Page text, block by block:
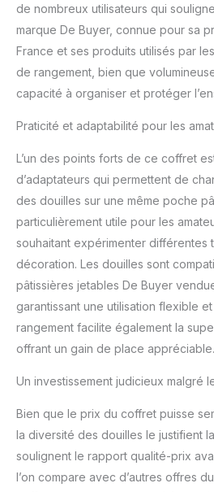
de nombreux utilisateurs qui
marque De Buyer, connue pour sa
France et ses produits utilisés par
de rangement, bien que
capacité à organiser et protéger
Praticité et adaptabilité pour les
L’un des points forts de ce coffret
d’adaptateurs qui permettent de
des douilles sur une même poche
particulièrement utile pour les
souhaitant expérimenter différentes
décoration. Les douilles sont
pâtissières jetables De Buyer
garantissant une utilisation flexible
rangement facilite également la
offrant un gain de place appréciable.
Un investissement judicieux malgré
Bien que le prix du coffret puisse
la diversité des douilles le justifient
soulignent le rapport qualité-prix
l’on compare avec d’autres offres